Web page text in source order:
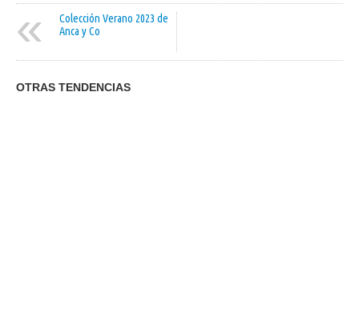
«
Colección Verano 2023 de
Anca y Co
OTRAS TENDENCIAS